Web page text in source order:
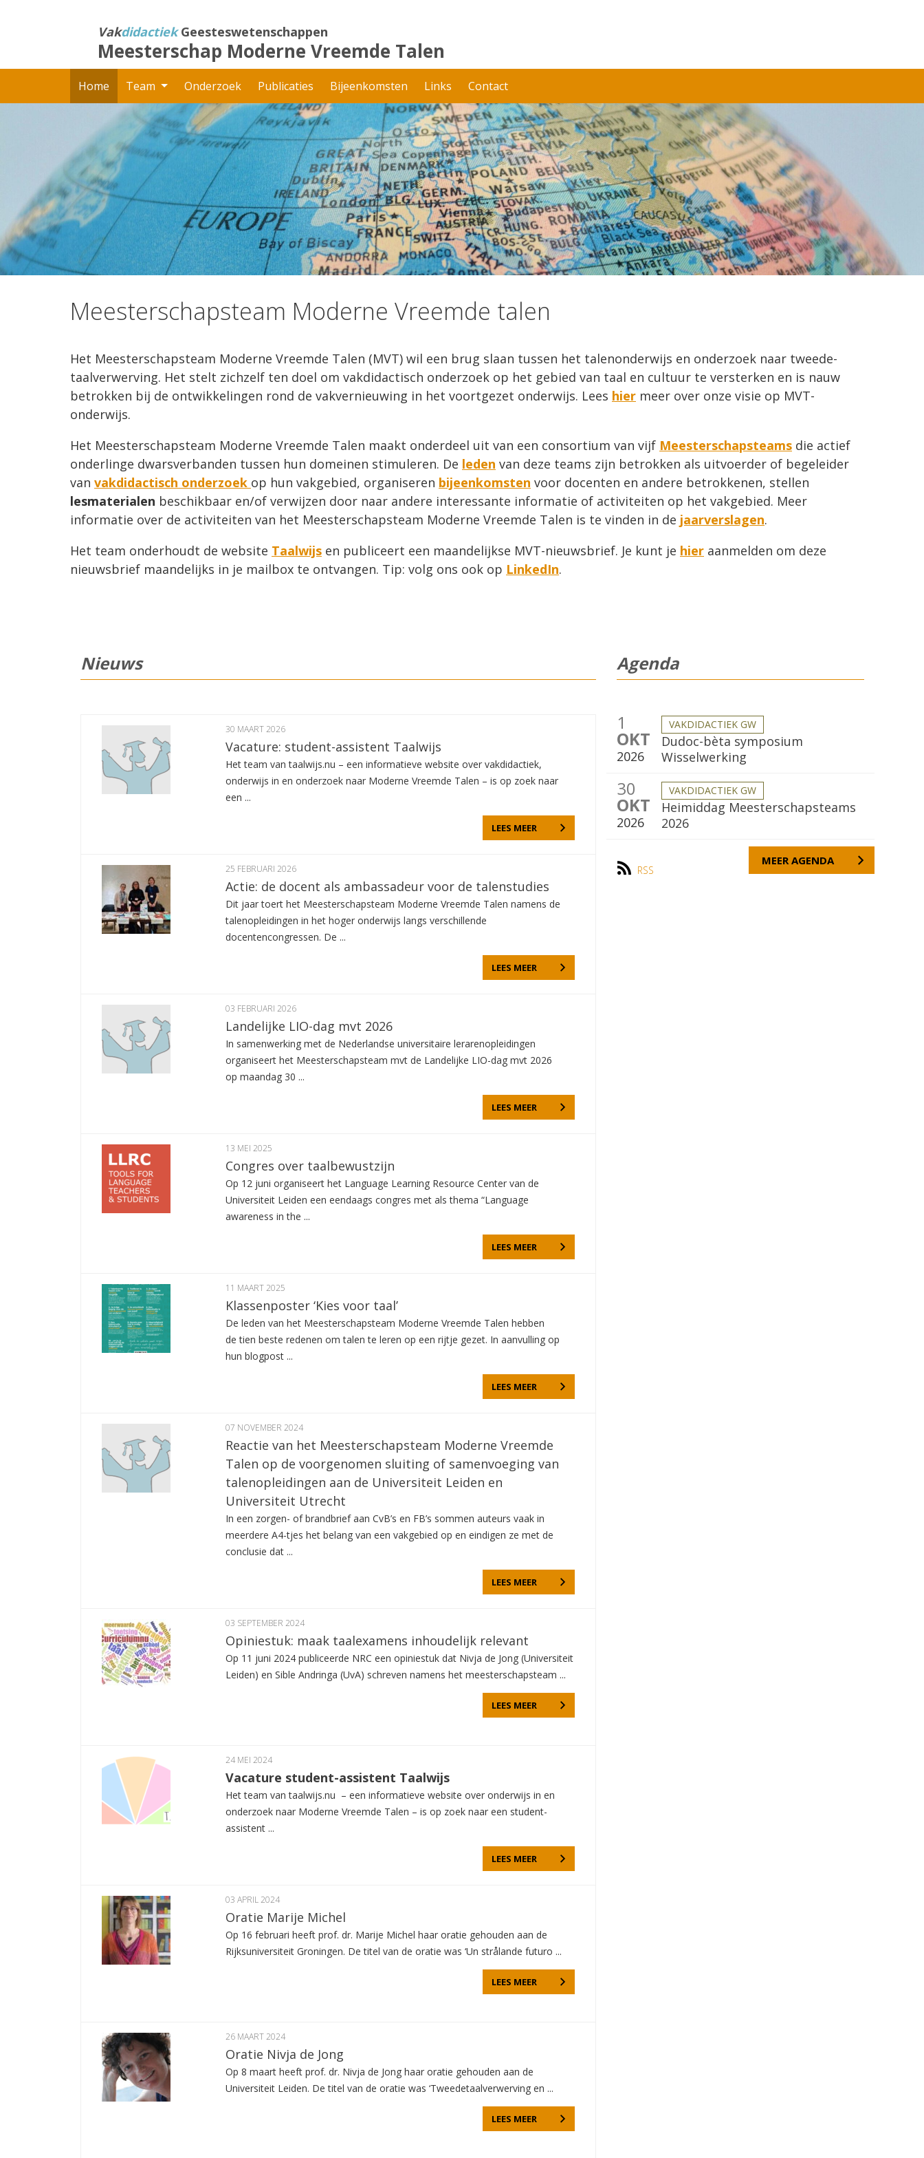
Vakdidactiek Geesteswetenschappen
Meesterschap Moderne Vreemde Talen
Home Team Onderzoek Publicaties Bijeenkomsten Links Contact
Meesterschapsteam Moderne Vreemde talen
Het Meesterschapsteam Moderne Vreemde Talen (MVT) wil een brug slaan tussen het talenonderwijs en onderzoek naar tweede-
taalverwerving. Het stelt zichzelf ten doel om vakdidactisch onderzoek op het gebied van taal en cultuur te versterken en is nauw
betrokken bij de ontwikkelingen rond de vakvernieuwing in het voortgezet onderwijs. Lees hier meer over onze visie op MVT-
onderwijs.
Het Meesterschapsteam Moderne Vreemde Talen maakt onderdeel uit van een consortium van vijf Meesterschapsteams die actief
onderlinge dwarsverbanden tussen hun domeinen stimuleren. De leden van deze teams zijn betrokken als uitvoerder of begeleider
van vakdidactisch onderzoek op hun vakgebied, organiseren bijeenkomsten voor docenten en andere betrokkenen, stellen
lesmaterialen beschikbaar en/of verwijzen door naar andere interessante informatie of activiteiten op het vakgebied. Meer
informatie over de activiteiten van het Meesterschapsteam Moderne Vreemde Talen is te vinden in de jaarverslagen.
Het team onderhoudt de website Taalwijs en publiceert een maandelijkse MVT-nieuwsbrief. Je kunt je hier aanmelden om deze
nieuwsbrief maandelijks in je mailbox te ontvangen. Tip: volg ons ook op LinkedIn.
Nieuws
30 MAART 2026
Vacature: student-assistent Taalwijs
Het team van taalwijs.nu – een informatieve website over vakdidactiek,
onderwijs in en onderzoek naar Moderne Vreemde Talen – is op zoek naar
een ...
LEES MEER
25 FEBRUARI 2026
Actie: de docent als ambassadeur voor de talenstudies
Dit jaar toert het Meesterschapsteam Moderne Vreemde Talen namens de
talenopleidingen in het hoger onderwijs langs verschillende
docentencongressen. De ...
LEES MEER
03 FEBRUARI 2026
Landelijke LIO-dag mvt 2026
In samenwerking met de Nederlandse universitaire lerarenopleidingen
organiseert het Meesterschapsteam mvt de Landelijke LIO-dag mvt 2026
op maandag 30 ...
LEES MEER
13 MEI 2025
Congres over taalbewustzijn
Op 12 juni organiseert het Language Learning Resource Center van de
Universiteit Leiden een eendaags congres met als thema “Language
awareness in the ...
LEES MEER
11 MAART 2025
Klassenposter ‘Kies voor taal’
De leden van het Meesterschapsteam Moderne Vreemde Talen hebben
de tien beste redenen om talen te leren op een rijtje gezet. In aanvulling op
hun blogpost ...
LEES MEER
07 NOVEMBER 2024
Reactie van het Meesterschapsteam Moderne Vreemde
Talen op de voorgenomen sluiting of samenvoeging van
talenopleidingen aan de Universiteit Leiden en
Universiteit Utrecht
In een zorgen- of brandbrief aan CvB’s en FB’s sommen auteurs vaak in
meerdere A4-tjes het belang van een vakgebied op en eindigen ze met de
conclusie dat ...
LEES MEER
03 SEPTEMBER 2024
Opiniestuk: maak taalexamens inhoudelijk relevant
Op 11 juni 2024 publiceerde NRC een opiniestuk dat Nivja de Jong (Universiteit
Leiden) en Sible Andringa (UvA) schreven namens het meesterschapsteam ...
LEES MEER
24 MEI 2024
Vacature student-assistent Taalwijs
Het team van taalwijs.nu – een informatieve website over onderwijs in en
onderzoek naar Moderne Vreemde Talen – is op zoek naar een student-
assistent ...
LEES MEER
03 APRIL 2024
Oratie Marije Michel
Op 16 februari heeft prof. dr. Marije Michel haar oratie gehouden aan de
Rijksuniversiteit Groningen. De titel van de oratie was ‘Un strålande futuro ...
LEES MEER
26 MAART 2024
Oratie Nivja de Jong
Op 8 maart heeft prof. dr. Nivja de Jong haar oratie gehouden aan de
Universiteit Leiden. De titel van de oratie was ‘Tweedetaalverwerving en ...
LEES MEER
Agenda
1
OKT
2026
VAKDIDACTIEK GW
Dudoc-bèta symposium
Wisselwerking
30
OKT
2026
VAKDIDACTIEK GW
Heimiddag Meesterschapsteams
2026
RSS
MEER AGENDA